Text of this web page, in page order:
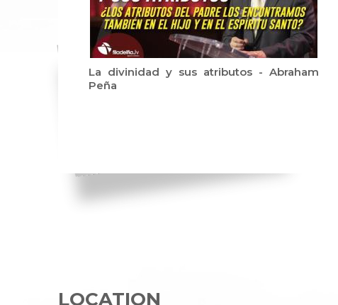
La divinidad y sus atributos - Abraham
Peña
LOCATION